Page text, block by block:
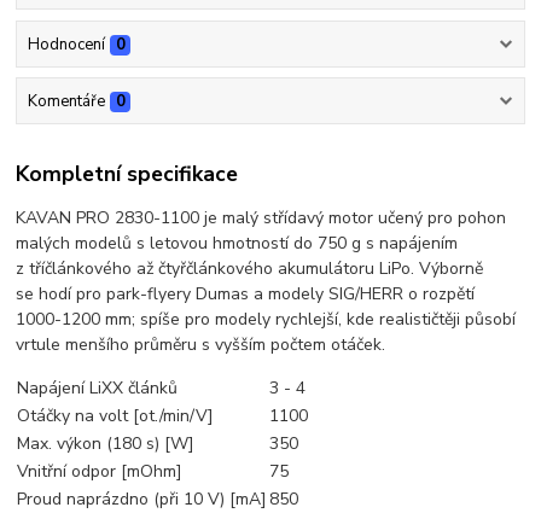
Hodnocení 0
Komentáře 0
Kompletní specifikace
KAVAN PRO 2830-1100 je malý střídavý motor učený pro pohon
malých modelů s letovou hmotností do 750 g s napájením
z tříčlánkového až čtyřčlánkového akumulátoru LiPo. Výborně
se hodí pro park-flyery Dumas a modely SIG/HERR o rozpětí
1000-1200 mm; spíše pro modely rychlejší, kde realističtěji působí
vrtule menšího průměru s vyšším počtem otáček.
Napájení LiXX článků
3 - 4
Otáčky na volt [ot./min/V]
1100
Max. výkon (180 s) [W]
350
Vnitřní odpor [mOhm]
75
Proud naprázdno (při 10 V) [mA] 850